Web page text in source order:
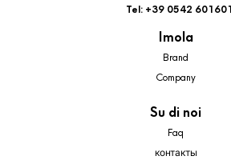
Tel: +39 0542 601601
Imola
Brand
Company
Su di noi
Faq
контакты